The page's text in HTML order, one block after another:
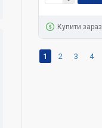
Купити зараз
1 2 3 4